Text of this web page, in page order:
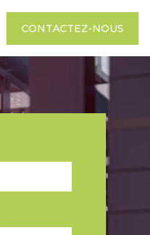
CONTACTEZ-NOUS